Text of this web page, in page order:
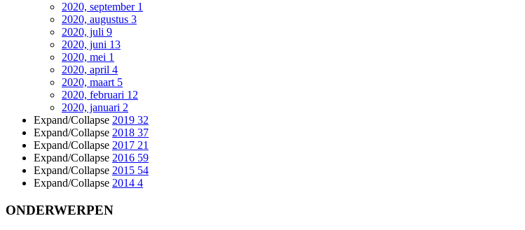
2020, september 1
2020, augustus 3
2020, juli 9
2020, juni 13
2020, mei 1
2020, april 4
2020, maart 5
2020, februari 12
2020, januari 2
Expand/Collapse 2019 32
Expand/Collapse 2018 37
Expand/Collapse 2017 21
Expand/Collapse 2016 59
Expand/Collapse 2015 54
Expand/Collapse 2014 4
ONDERWERPEN